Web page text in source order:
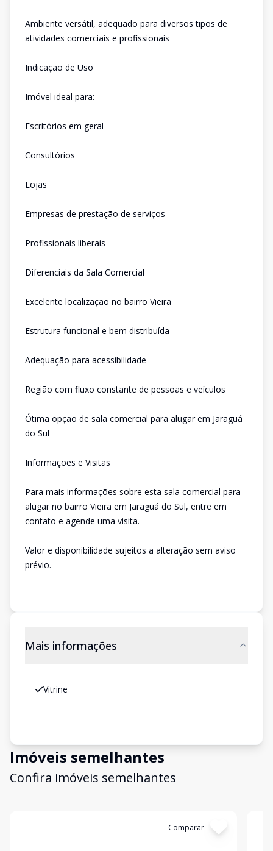
Ambiente versátil, adequado para diversos tipos de
atividades comerciais e profissionais
Indicação de Uso
Imóvel ideal para:
Escritórios em geral
Consultórios
Lojas
Empresas de prestação de serviços
Profissionais liberais
Diferenciais da Sala Comercial
Excelente localização no bairro Vieira
Estrutura funcional e bem distribuída
Adequação para acessibilidade
Região com fluxo constante de pessoas e veículos
Ótima opção de sala comercial para alugar em Jaraguá
do Sul
Informações e Visitas
Para mais informações sobre esta sala comercial para
alugar no bairro Vieira em Jaraguá do Sul, entre em
contato e agende uma visita.
Valor e disponibilidade sujeitos a alteração sem aviso
prévio.
Mais informações
Vitrine
Imóveis semelhantes
Confira imóveis semelhantes
Comparar